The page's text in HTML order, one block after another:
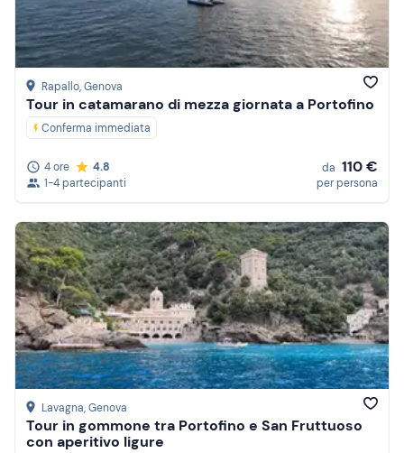
Rapallo, Genova
Tour in catamarano di mezza giornata a Portofino
Conferma immediata
4 ore
4.8
1-4 partecipanti
da 110 €
per persona
Lavagna, Genova
Tour in gommone tra Portofino e San Fruttuoso
con aperitivo ligure